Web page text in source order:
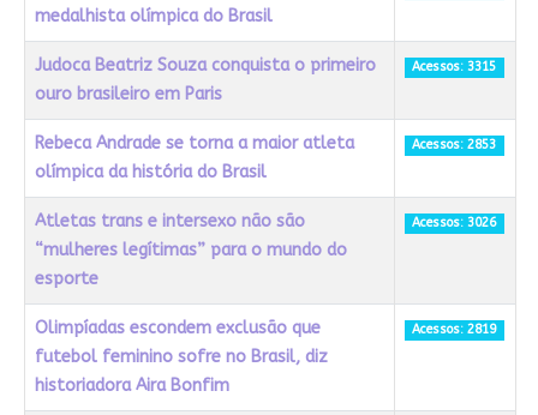
medalhista olímpica do Brasil
Judoca Beatriz Souza conquista o primeiro
ouro brasileiro em Paris
Acessos: 3315
Rebeca Andrade se torna a maior atleta
olímpica da história do Brasil
Acessos: 2853
Atletas trans e intersexo não são
“mulheres legítimas” para o mundo do
esporte
Acessos: 3026
Olimpíadas escondem exclusão que
futebol feminino sofre no Brasil, diz
historiadora Aira Bonfim
Acessos: 2819